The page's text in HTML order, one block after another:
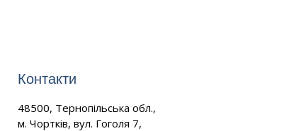
Контакти
48500, Тернопільська обл.,
м. Чортків, вул. Гоголя 7,